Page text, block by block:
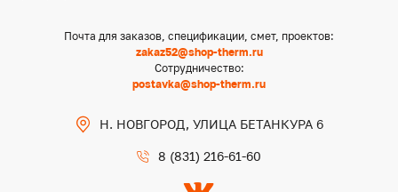
Почта для заказов, спецификации, смет, проектов:
zakaz52@shop-therm.ru
Сотрудничество:
postavka@shop-therm.ru
Н. НОВГОРОД, УЛИЦА БЕТАНКУРА 6
8 (831) 216-61-60